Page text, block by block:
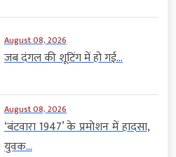
August 08, 2026
जब दंगल की शूटिंग में हो गई...
August 08, 2026
‘बंटवारा 1947’ के प्रमोशन में हादसा,
युवक...